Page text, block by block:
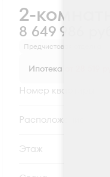
2-
8 649 986 руб.
Предчистовая отделка
Ипотека
Номер квартиры
Секция
Этаж